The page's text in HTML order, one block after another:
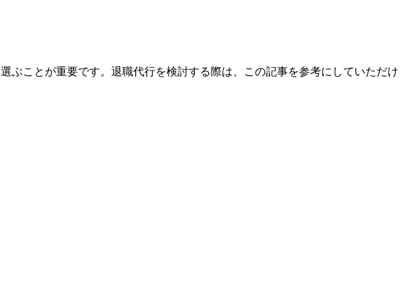
ぶことが重要です。退職代行を検討する際は、この記事を参考にしていただけ